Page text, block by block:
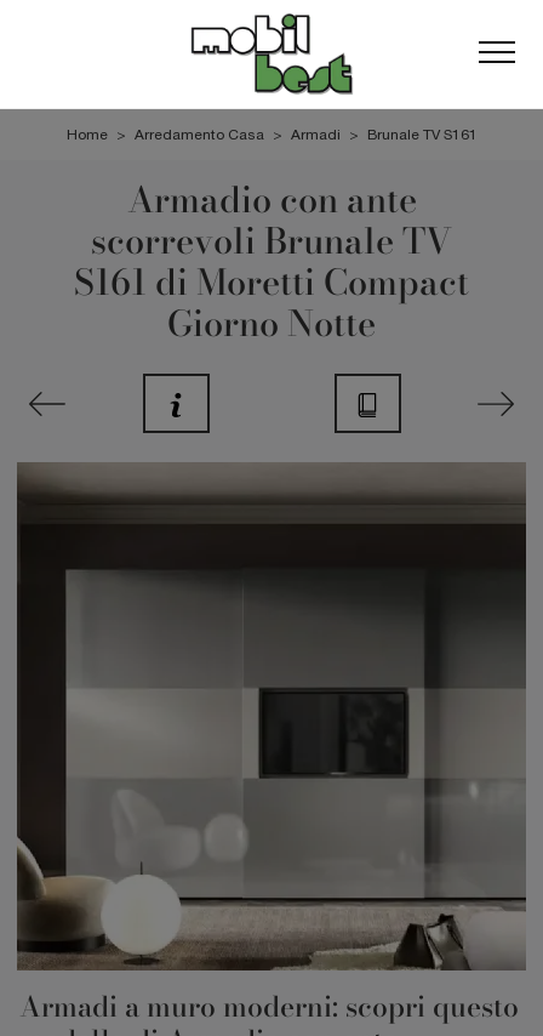
Home > Arredamento Casa > Armadi > Brunale TV S161
Armadio con ante
scorrevoli Brunale TV
S161 di Moretti Compact
Giorno Notte
Armadi a muro moderni: scopri questo